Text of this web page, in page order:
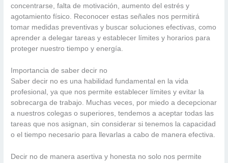
concentrarse, falta de motivación, aumento del estrés y
agotamiento físico. Reconocer estas señales nos permitirá
tomar medidas preventivas y buscar soluciones efectivas, como
aprender a delegar tareas y establecer límites y horarios para
proteger nuestro tiempo y energía.
Importancia de saber decir no
Saber decir no es una habilidad fundamental en la vida
profesional, ya que nos permite establecer límites y evitar la
sobrecarga de trabajo. Muchas veces, por miedo a decepcionar
a nuestros colegas o superiores, tendemos a aceptar todas las
tareas que nos asignan, sin considerar si tenemos la capacidad
o el tiempo necesario para llevarlas a cabo de manera efectiva.
Decir no de manera asertiva y honesta no solo nos permite